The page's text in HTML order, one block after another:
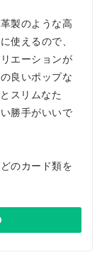
製のような高
使えるので、
エーションが
良いポップな
スリムなた
勝手がいいで
のカード類を